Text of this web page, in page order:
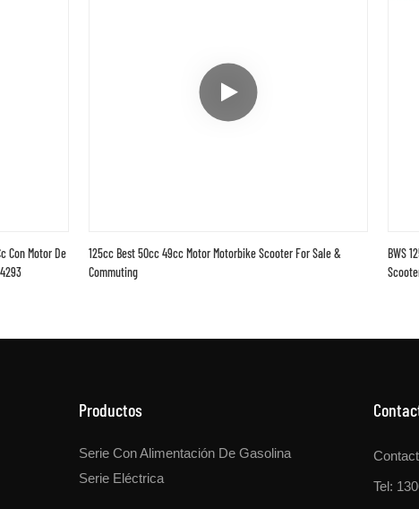
Con Motor De
125cc Best 50cc 49cc Motor Motorbike Scooter For Sale &
Commuting
BWS
Productos
Serie Con Alimentación De Gasolina
Serie Eléctrica
Tel: